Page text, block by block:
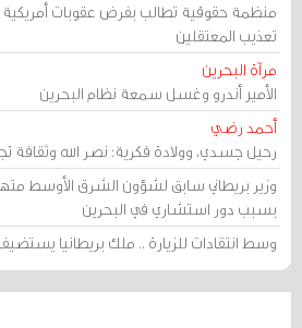
منظمة حقوقية تطالب بفرض عقوبات
تعذيب المعتقلين
مرآة البحرين
الأمير أندرو وغسل سمعة نظام البحرين
أحمد رضي
رحيل جسدي، وولادة فكرية: نصر الله وثقافة
وزير بريطاني سابق لشؤون الشرق الأوسط
بسبب دور استشاري في البحرين
وسط انتقادات للزيارة .. ملك بريطانيا